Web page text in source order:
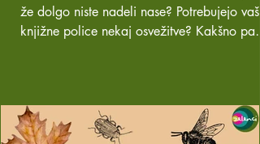
že dolgo niste nadeli nase? Potrebujejo vaše
knjižne police nekaj osvežitve? Kakšno pa